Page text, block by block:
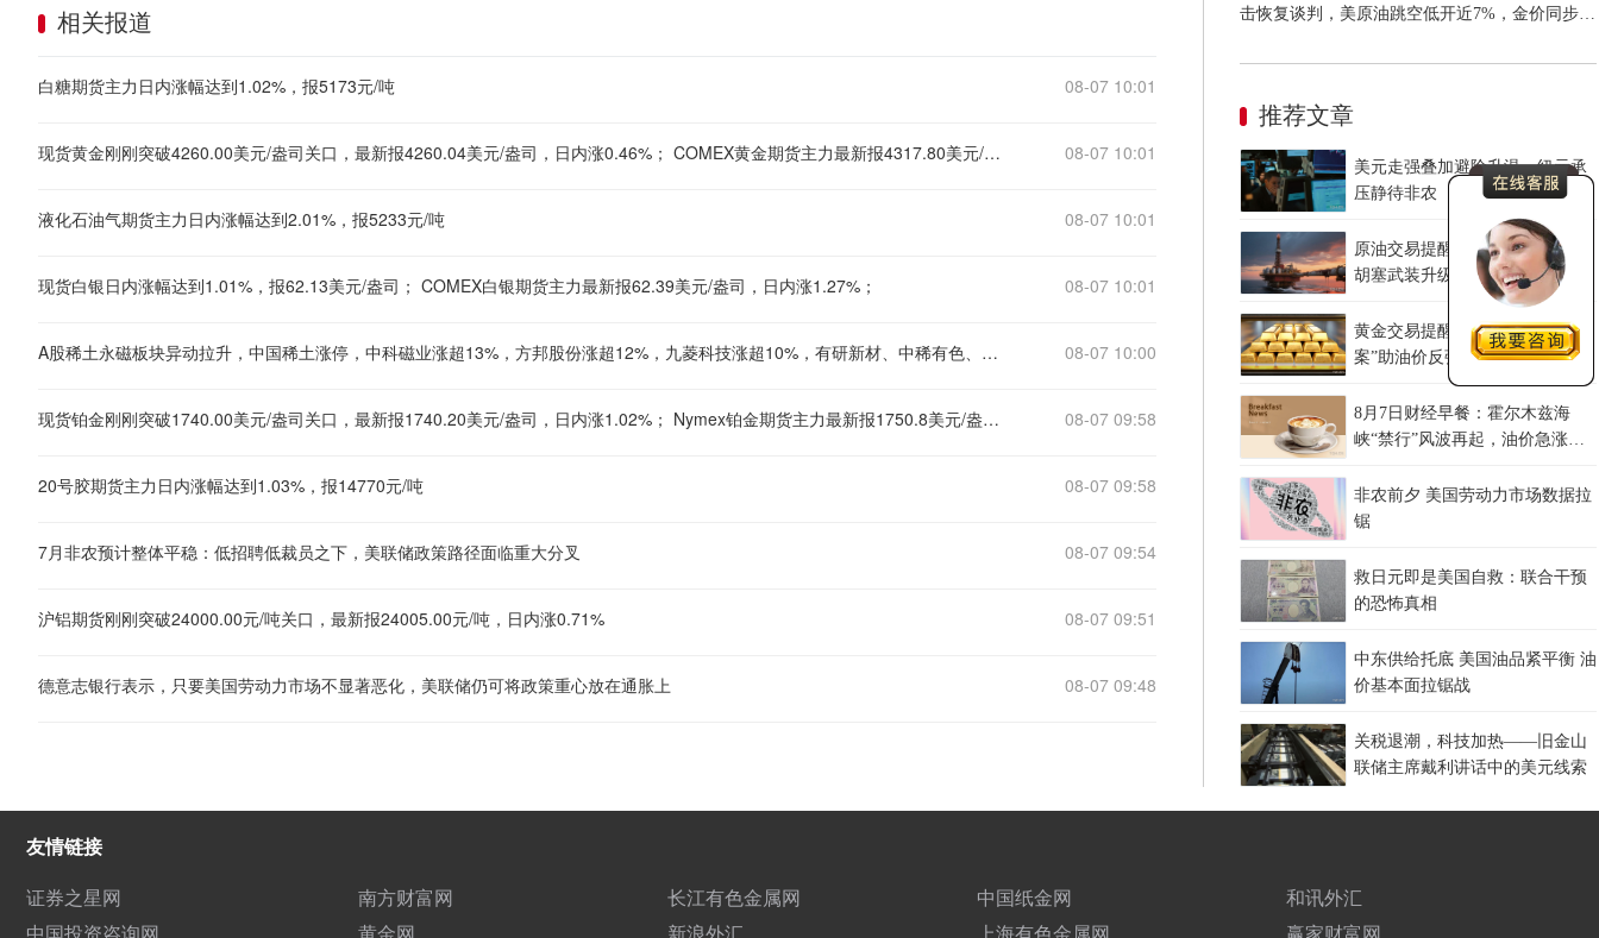
相关报道
白糖期货主力日内涨幅达到1.02%，报5173元/吨 08-07 10:01
现货黄金刚刚突破4260.00美元/盎司关口，最新报4260.04美元/盎司，日内涨0.46%； COMEX黄金期货主力最新报4317.80美元/盎司，日内涨0.42%； 08-07 10:01
液化石油气期货主力日内涨幅达到2.01%，报5233元/吨 08-07 10:01
现货白银日内涨幅达到1.01%，报62.13美元/盎司； COMEX白银期货主力最新报62.39美元/盎司，日内涨1.27%； 08-07 10:01
A股稀土永磁板块异动拉升，中国稀土涨停，中科磁业涨超13%，方邦股份涨超12%，九菱科技涨超10%，有研新材、中稀有色、北方稀土跟涨。 08-07 10:00
现货铂金刚刚突破1740.00美元/盎司关口，最新报1740.20美元/盎司，日内涨1.02%； Nymex铂金期货主力最新报1750.8美元/盎司，日内涨0.74%； 08-07 09:58
20号胶期货主力日内涨幅达到1.03%，报14770元/吨 08-07 09:58
7月非农预计整体平稳：低招聘低裁员之下，美联储政策路径面临重大分叉 08-07 09:54
沪铝期货刚刚突破24000.00元/吨关口，最新报24005.00元/吨，日内涨0.71% 08-07 09:51
德意志银行表示，只要美国劳动力市场不显著恶化，美联储仍可将政策重心放在通胀上 08-07 09:48
击恢复谈判，美原油跳空低开近7%，金价同步承
推荐文章
美元走强叠加避险升温，纽元承
压静待非农
原油交易提醒：伊朗禁令草案与
胡塞武装升级共振，地缘风险溢
黄金交易提醒：伊朗“初步法
案”助油价反弹逾3%，金价小幅
承压，非农重磅来袭！
8月7日财经早餐：霍尔木兹海
峡“禁行”风波再起，油价急涨金
非农前夕 美国劳动力市场数据拉
锯
救日元即是美国自救：联合干预
的恐怖真相
中东供给托底 美国油品紧平衡 油
价基本面拉锯战
关税退潮，科技加热——旧金山
联储主席戴利讲话中的美元线索
友情链接
证券之星网
南方财富网 长江有色金属网 中国纸金网
和讯外汇